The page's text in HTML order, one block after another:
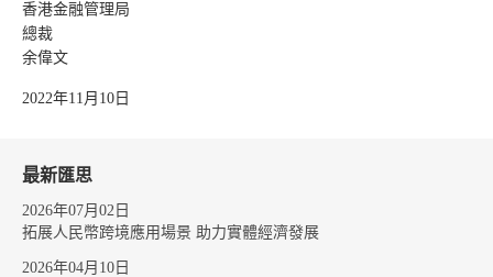
香港金融管理局
總裁
余偉文
2022年11月10日
最新匯思
2026年07月02日
拓展人民幣跨境應用場景 助力實體經濟發展
2026年04月10日